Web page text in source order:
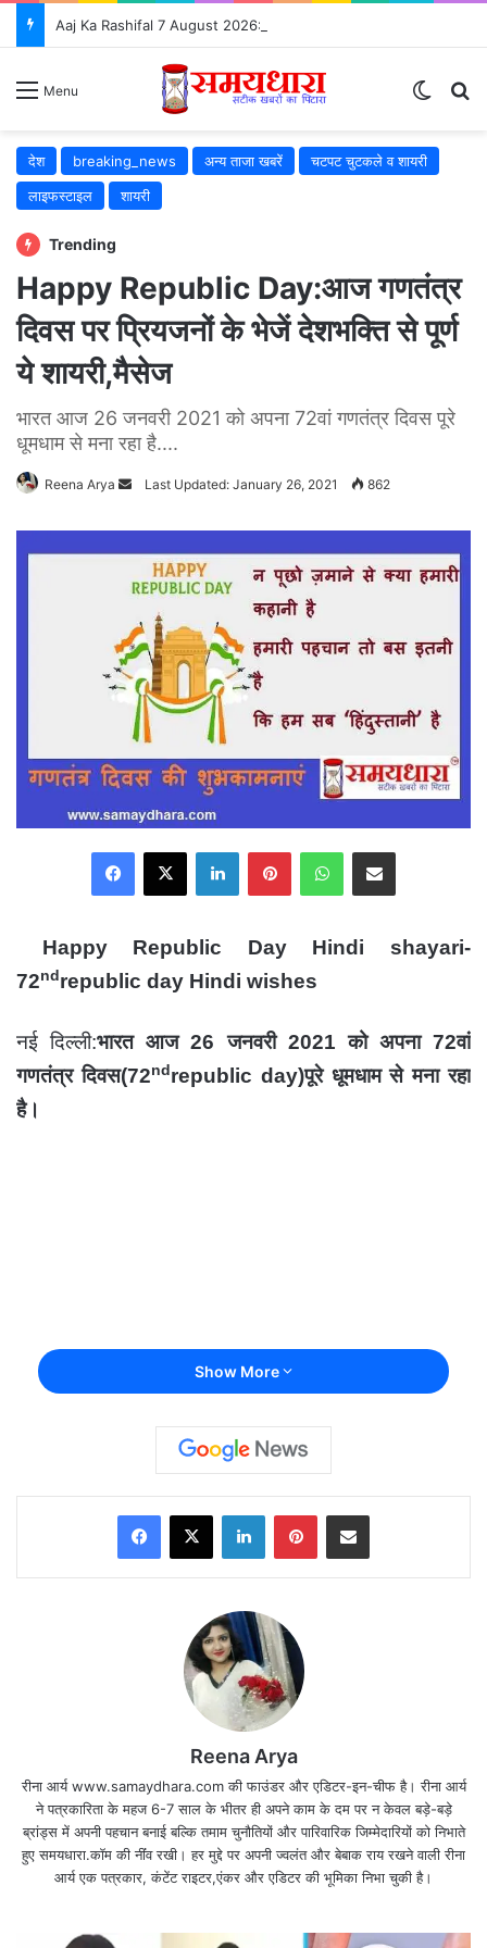
Menu
देश breaking_news अन्य ताजा खबरें
चटपट चुटकले व शायरी
लाइफस्टाइल
शायरी
Trending
Happy Republic Day:आज गणतंत्र
दिवस पर प्रियजनों के भेजें देशभक्ति से पूर्ण
ये शायरी,मैसेज
भारत आज 26 जनवरी 2021 को अपना 72वां गणतंत्र दिवस पूरे
धूमधाम से मना रहा है....
Reena Arya
Send
Last Updated: January 26, 2021 862
Happy Republic Day Hindi shayari-
72ndrepublic day Hindi wishes
नई दिल्ली:भारत आज 26 जनवरी 2021 को अपना 72वां
गणतंत्र दिवस(72ndrepublic day)पूरे धूमधाम से मना रहा
है।
26 जनवरी 1950 को भारत का संविधान लागू हुआ था,जोकि
भारत की आत्मा है। उसका मूलभूत ढांचा है। हम सभी नागरिकों
Show More
Reena Arya
रीना आर्य www.samaydhara.com की फाउंडर और एडिटर-इन-चीफ है। रीना आर्य
ने पत्रकारिता के महज 6-7 साल के भीतर ही अपने काम के दम पर न केवल बड़े-बड़े
ब्रांड्स में अपनी पहचान बनाई बल्कि तमाम चुनौतियों और पारिवारिक जिम्मेदारियों को निभाते
हुए समयधारा.कॉम की नींंव रखी। हर मुद्दे पर अपनी ज्वलंत और बेबाक राय रखने वाली रीना
आर्य एक पत्रकार, कंटेंट राइटर,एंकर और एडिटर की भूमिका निभा चुकी है।